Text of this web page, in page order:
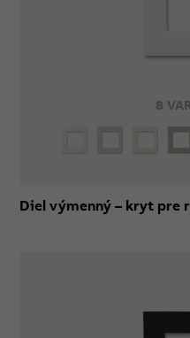
8
Diel výmenný – kryt pre